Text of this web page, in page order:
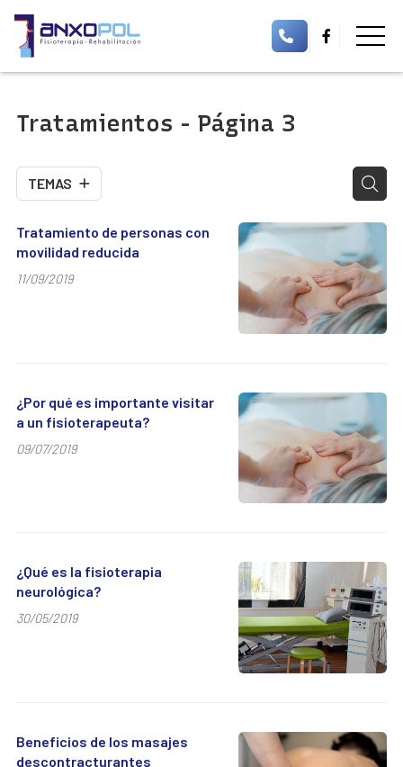
Tratamientos - Página 3
TEMAS
Tratamiento de personas con
movilidad reducida
11/09/2019
¿Por qué es importante visitar
a un fisioterapeuta?
09/07/2019
¿Qué es la fisioterapia
neurológica?
30/05/2019
Beneficios de los masajes
descontracturantes